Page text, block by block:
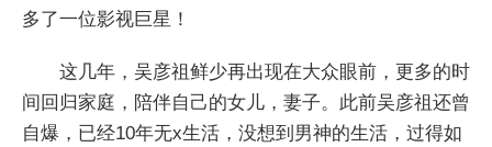
多了一位影视巨星！
这几年，吴彦祖鲜少再出现在大众眼前，更多的时
间回归家庭，陪伴自己的女儿，妻子。此前吴彦祖还曾
自爆，已经10年无x生活，没想到男神的生活，过得如